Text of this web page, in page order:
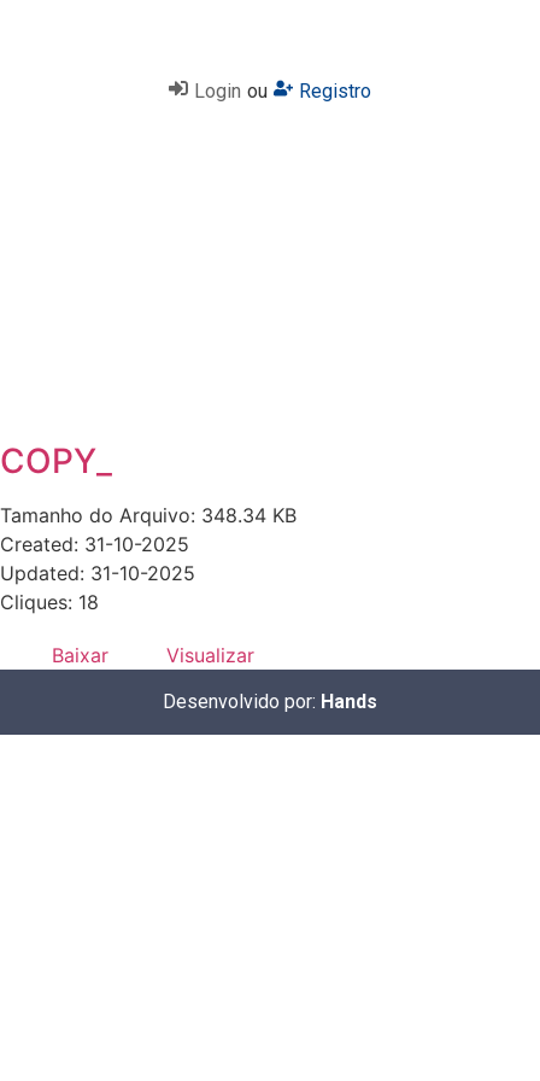
Login ou Registro
COPY_
Tamanho do Arquivo: 348.34 KB
Created: 31-10-2025
Updated: 31-10-2025
Cliques: 18
Baixar Visualizar
Desenvolvido por: Hands